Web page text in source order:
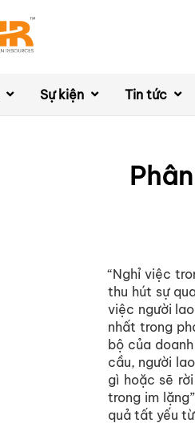
Sự kiện Tin tức
“Nghỉ việc
thu hút sự
việc người
nhất trong
bộ của
cầu, người
gì hoặc sẽ
trong im
quả tất yếu